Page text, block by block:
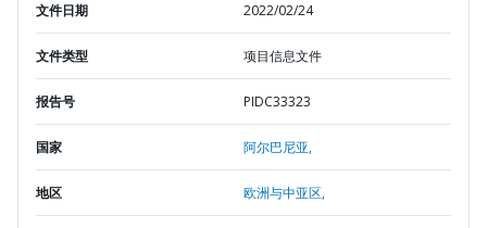
文件日期 2022/02/24
文件类型 项目信息文件
报告号 PIDC33323
国家 阿尔巴尼亚,
地区 欧洲与中亚区,